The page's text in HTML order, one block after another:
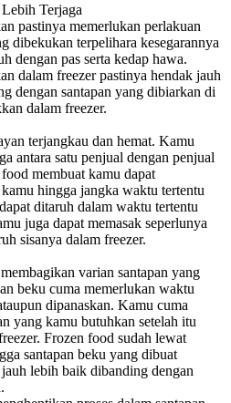
Terjaga
pastinya memerlukan perlakuan
dibekukan terpelihara kesegarannya
dengan pas serta kedap hawa.
dalam freezer pastinya hendak jauh
dengan santapan yang dibiarkan di
dalam freezer.
terjangkau dan hemat. Kamu
antara satu penjual dengan penjual
membuat kamu dapat
hingga jangka waktu tertentu
ditaruh dalam waktu tertentu
juga dapat memasak seperlunya
sisanya dalam freezer.
varian santapan yang
beku cuma memerlukan waktu
dipanaskan. Kamu cuma
yang kamu butuhkan setelah itu
Frozen food sudah lewat
santapan beku yang dibuat
lebih baik dibanding dengan